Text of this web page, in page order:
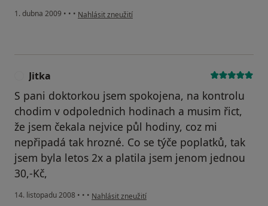
1. dubna 2009 • • • podle názoru uživatele Iva
Nahlásit zneužití
Jitka
S pani doktorkou jsem spokojena, na kontrolu
chodim v odpolednich hodinach a musim řict,
že jsem čekala nejvice půl hodiny, coz mi
nepřipadá tak hrozné. Co se týče poplatků, tak
jsem byla letos 2x a platila jsem jenom jednou
30,-Kč,
14. listopadu 2008 • • • podle názoru uživatele Jitka
Nahlásit zneužití